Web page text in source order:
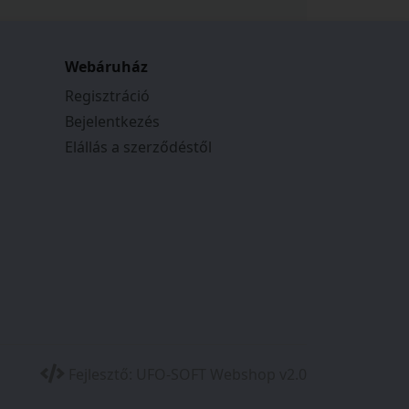
Webáruház
Regisztráció
Bejelentkezés
Elállás a szerződéstől